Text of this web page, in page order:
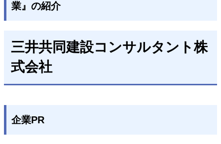
業』の紹介
三井共同建設コンサルタント株
式会社
企業PR